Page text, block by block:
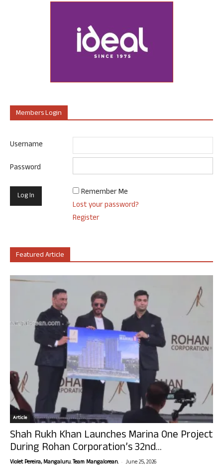
Members Login
Username
Password
Remember Me
Lost your password?
Register
Featured Article
Article
Shah Rukh Khan Launches Marina One Project
During Rohan Corporation’s 32nd...
Violet Pereira, Mangaluru. Team Mangalorean. - June 25, 2026